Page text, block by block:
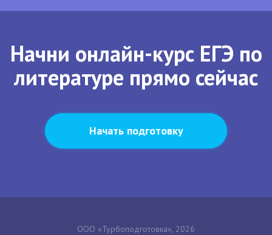
Начни онлайн-курс ЕГЭ по
литературе прямо сейчас
Начать подготовку
ООО «Турбоподготовка», 2026